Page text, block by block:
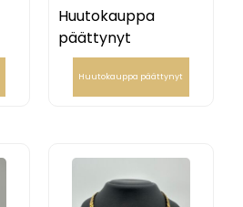
Huutokauppa
päättynyt
Huutokauppa päättynyt